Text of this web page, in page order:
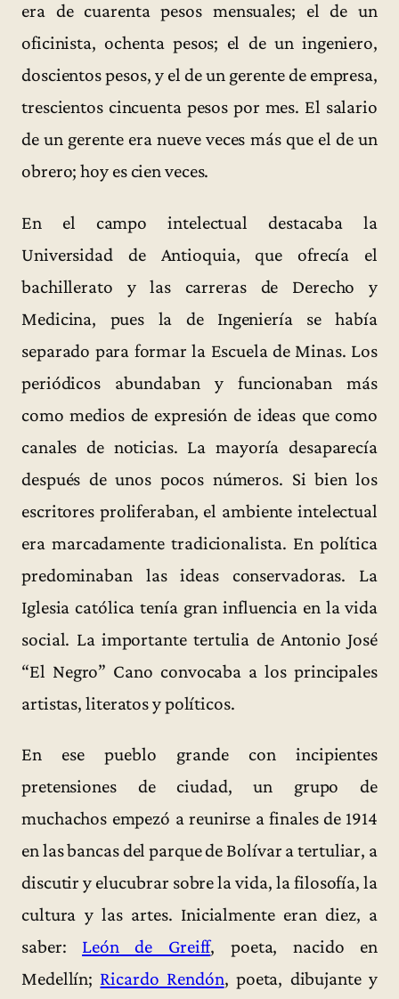
era de cuarenta pesos mensuales; el de un
oficinista, ochenta pesos; el de un ingeniero,
doscientos pesos, y el de un gerente de empresa,
trescientos cincuenta pesos por mes. El salario
de un gerente era nueve veces más que el de un
obrero; hoy es cien veces.
En el campo intelectual destacaba la
Universidad de Antioquia, que ofrecía el
bachillerato y las carreras de Derecho y
Medicina, pues la de Ingeniería se había
separado para formar la Escuela de Minas. Los
periódicos abundaban y funcionaban más
como medios de expresión de ideas que como
canales de noticias. La mayoría desaparecía
después de unos pocos números. Si bien los
escritores proliferaban, el ambiente intelectual
era marcadamente tradicionalista. En política
predominaban las ideas conservadoras. La
Iglesia católica tenía gran influencia en la vida
social. La importante tertulia de Antonio José
“El Negro” Cano convocaba a los principales
artistas, literatos y políticos.
En ese pueblo grande con incipientes
pretensiones de ciudad, un grupo de
muchachos empezó a reunirse a finales de 1914
en las bancas del parque de Bolívar a tertuliar, a
discutir y elucubrar sobre la vida, la filosofía, la
cultura y las artes. Inicialmente eran diez, a
saber: León de Greiff, poeta, nacido en
Medellín; Ricardo Rendón, poeta, dibujante y